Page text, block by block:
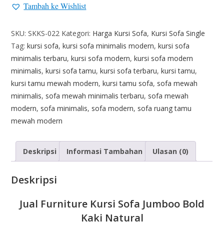
Tambah ke Wishlist
SKU:SKKS-022 Kategori: Harga Kursi Sofa, Kursi Sofa Single
Tag:kursi sofa,kursi sofa minimalis modern,kursi sofa
minimalis terbaru,kursi sofa modern,kursi sofa modern
minimalis,kursi sofa tamu,kursi sofa terbaru,kursi tamu,
kursi tamu mewah modern,kursi tamu sofa, sofa mewah
minimalis, sofa mewah minimalis terbaru, sofa mewah
modern, sofa minimalis, sofa modern, sofa ruang tamu
mewah modern
Deskripsi Informasi Tambahan Ulasan (0)
Deskripsi
Jual Furniture Kursi Sofa Jumboo Bold
Kaki Natural